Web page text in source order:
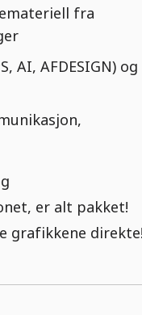
fra
AI, AFDESIGN) og
er alt pakket!
grafikkene direkte!